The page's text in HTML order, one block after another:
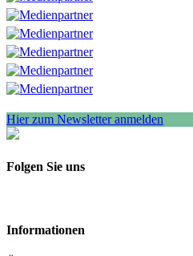
Hier zum Newsletter anmelden
Folgen Sie uns
Informationen